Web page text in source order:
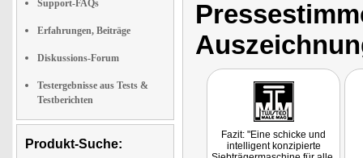
Support-FAQs
Erfahrungen, Beiträge
Diskussions-Forum
Testergebnisse aus Tests &
Testberichten
Produkt-Suche:
Fazit: "Eine schicke und
intelligent konzipierte